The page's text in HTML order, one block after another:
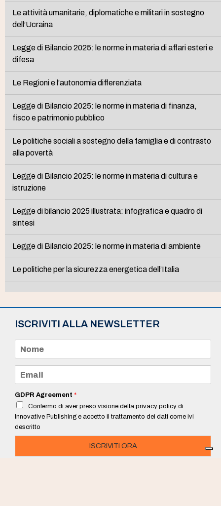
Le attività umanitarie, diplomatiche e militari in sostegno
dell’Ucraina
Legge di Bilancio 2025: le norme in materia di affari esteri e
difesa
Le Regioni e l’autonomia differenziata
Legge di Bilancio 2025: le norme in materia di finanza,
fisco e patrimonio pubblico
Le politiche sociali a sostegno della famiglia e di contrasto
alla povertà
Legge di Bilancio 2025: le norme in materia di cultura e
istruzione
Legge di bilancio 2025 illustrata: infografica e quadro di
sintesi
Legge di Bilancio 2025: le norme in materia di ambiente
Le politiche per la sicurezza energetica dell’Italia
ISCRIVITI ALLA NEWSLETTER
m
e
a
i
*
GDPR Agreement *
Confermo di aver preso visione della privacy policy di
Innovative Publishing e accetto il trattamento dei dati come ivi
descritto
ISCRIVITI ORA